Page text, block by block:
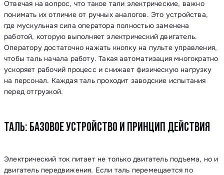
Отвечая на вопрос, что такое тали электрические, важно
понимать их отличие от ручных аналогов. Это устройства,
где мускульная сила оператора полностью заменена
работой, которую выполняет электрический двигатель.
Оператору достаточно нажать кнопку на пульте управления,
чтобы таль начала работу. Такая автоматизация многократно
ускоряет рабочий процесс и снижает физическую нагрузку
на персонал. Каждая таль проходит заводские испытания
перед отгрузкой.
ТАЛЬ: БАЗОВОЕ УСТРОЙСТВО И ПРИНЦИП ДЕЙСТВИЯ
Электрический ток питает не только двигатель подъема, но и
двигатель передвижения. Если таль перемещается по